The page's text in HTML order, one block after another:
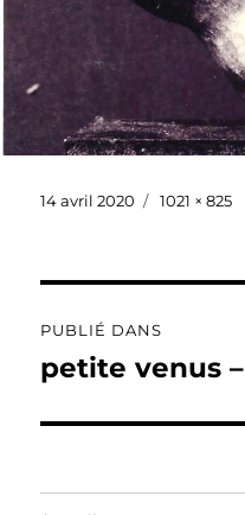
Publié
14 avril 2020
Taille
1021 × 825
de
PUBLIÉ DANS
petite venus –